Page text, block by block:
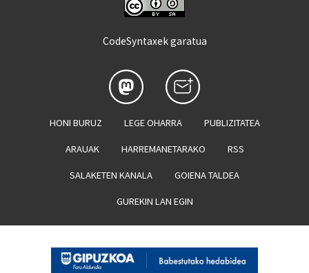
CodeSyntaxek garatua
HONI BURUZ LEGE OHARRA PUBLIZITATEA
ARAUAK HARREMANETARAKO RSS
SALAKETEN KANALA GOIENA TALDEA
GUREKIN LAN EGIN